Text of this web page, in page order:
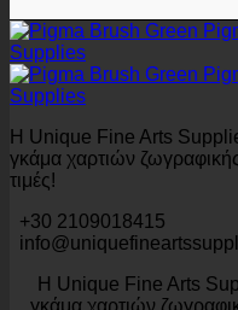
Η Unique Fine Arts
γκάμα χαρτιών
τιμές!
+30 2109018415
Η Unique Fine Arts
γκάμα χαρτιών